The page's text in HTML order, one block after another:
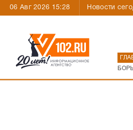
06 Авг 2026 15:28 Новости